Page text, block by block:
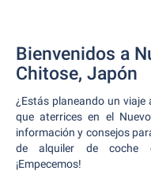
Bienvenidos a
Chitose, Japón
¿Estás planeando un viaje
que aterrices en el
información y consejos
de alquiler de coche
¡Empecemos!